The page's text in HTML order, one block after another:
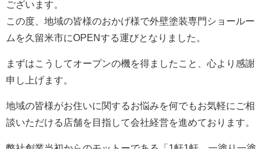
三国ペイントのWEBサイトをご覧いただき誠にありがとう
ございます。
この度、地域の皆様のおかげ様で外壁塗装専門ショールー
ムを久留米市にOPENする運びとなりました。
まずはこうしてオープンの機を得ましたこと、心より感謝
申し上げます。
地域の皆様がお住いに関するお悩みを何でもお気軽にご相
談いただける店舗を目指して会社経営を進めております。